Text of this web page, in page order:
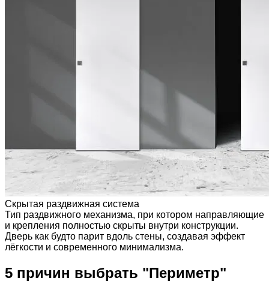
Скрытая раздвижная система
Тип раздвижного механизма, при котором направляющие
и крепления полностью скрыты внутри конструкции.
Дверь как будто парит вдоль стены, создавая эффект
лёгкости и современного минимализма.
5 причин выбрать "Периметр"